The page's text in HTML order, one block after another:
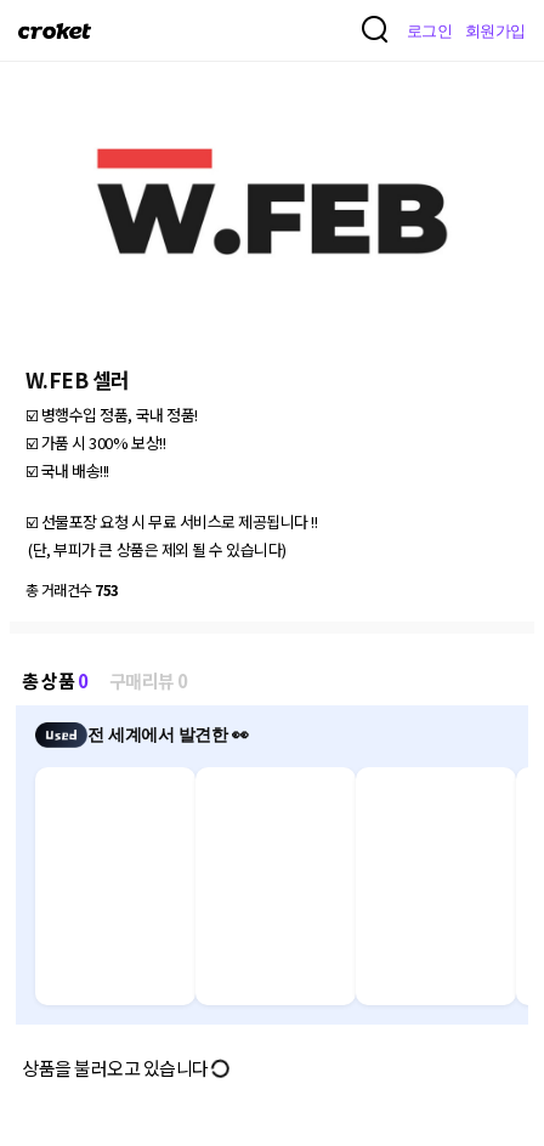
크
로그인 회원가입
W.FEB 셀러
☑️ 병행수입 정품, 국내 정품!
☑️ 가품 시 300% 보상!!
☑️ 국내 배송!!!
☑️ 선물포장 요청 시 무료 서비스로 제공됩니다 !!
(단, 부피가 큰 상품은 제외 될 수 있습니다)
총 거래건수753
총 상품0 구매리뷰 0
전 세계에서 발견한 👀
상품을 불러오고 있습니다